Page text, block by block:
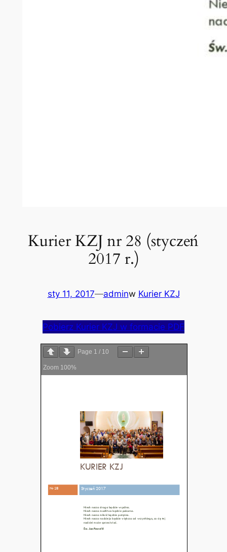
Kurier KZJ nr 28 (styczeń
2017 r.)
sty 11, 2017—adminw Kurier KZJ
Pobierz Kurier KZJ w formacie PDF
Page 1 / 10
Zoom 100%